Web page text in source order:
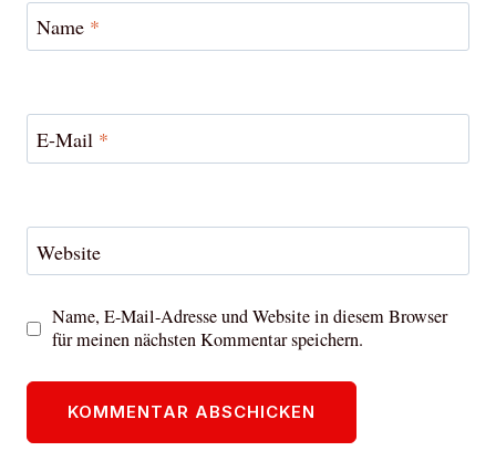
Name *
E-Mail *
Website
Name, E-Mail-Adresse und Website in diesem Browser
für meinen nächsten Kommentar speichern.